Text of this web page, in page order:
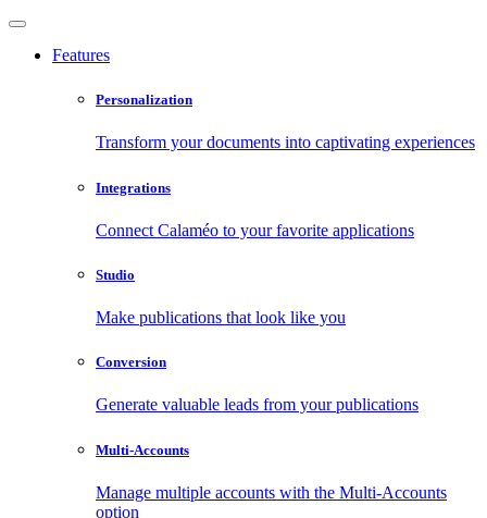
Features
Personalization
Transform your documents into captivating experiences
Integrations
Connect Calaméo to your favorite applications
Studio
Make publications that look like you
Conversion
Generate valuable leads from your publications
Multi-Accounts
Manage multiple accounts with the Multi-Accounts
option